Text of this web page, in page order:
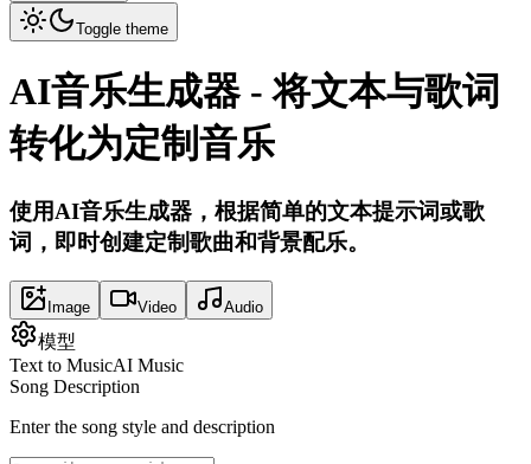
Toggle theme
AI音乐生成器 - 将文本与歌词
转化为定制音乐
使用AI音乐生成器，根据简单的文本提示词或歌
词，即时创建定制歌曲和背景配乐。
Image Video Audio
模型
Text to MusicAI Music
Song Description
Enter the song style and description